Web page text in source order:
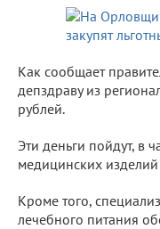
Как сообщает
депздраву из
рублей.
Эти деньги пойдут, в
медицинских изделий
Кроме того,
лечебного питания